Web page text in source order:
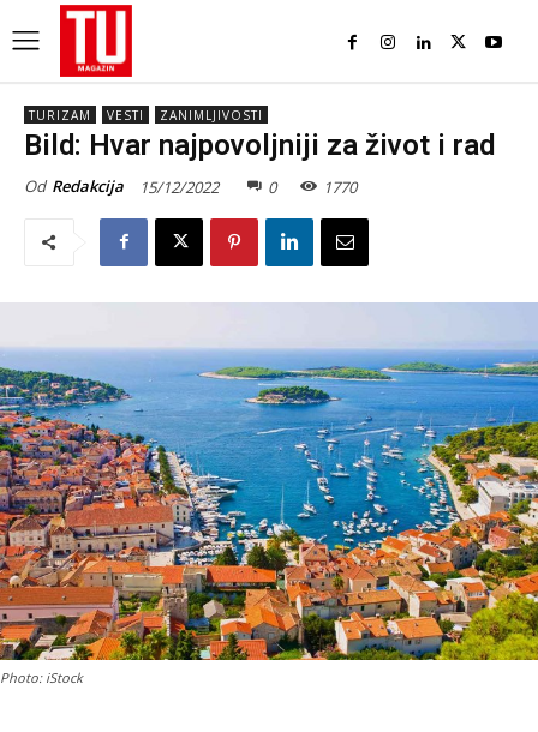
TURIZAM VESTI ZANIMLJIVOSTI
Bild: Hvar najpovoljniji za život i rad
Od Redakcija 15/12/2022 0 1770
Photo: iStock